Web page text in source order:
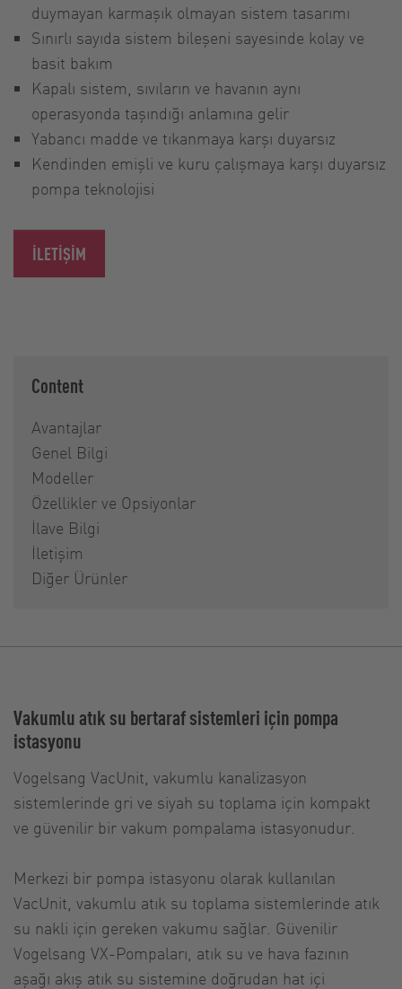
duymayan karmaşık olmayan sistem tasarımı
Sınırlı sayıda sistem bileşeni sayesinde kolay ve
basit bakım
Kapalı sistem, sıvıların ve havanın aynı
operasyonda taşındığı anlamına gelir
Yabancı madde ve tıkanmaya karşı duyarsız
Kendinden emişli ve kuru çalışmaya karşı duyarsız
pompa teknolojisi
İLETIŞIM
Content
Avantajlar
Genel Bilgi
Modeller
Özellikler ve Opsiyonlar
İlave Bilgi
İletişim
Diğer Ürünler
Vakumlu atık su bertaraf sistemleri için pompa
istasyonu
Vogelsang VacUnit, vakumlu kanalizasyon
sistemlerinde gri ve siyah su toplama için kompakt
ve güvenilir bir vakum pompalama istasyonudur.
Merkezi bir pompa istasyonu olarak kullanılan
VacUnit, vakumlu atık su toplama sistemlerinde atık
su nakli için gereken vakumu sağlar. Güvenilir
Vogelsang VX-Pompaları, atık su ve hava fazının
aşağı akış atık su sistemine doğrudan hat içi